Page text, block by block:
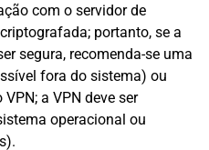
com o servidor de
portanto, se a
segura, recomenda-se uma
fora do sistema) ou
a VPN deve ser
operacional ou